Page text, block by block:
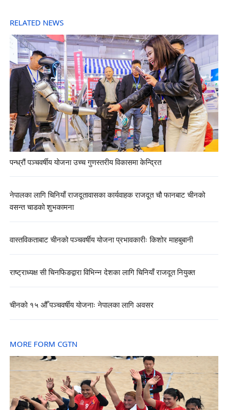
RELATED NEWS
पन्ध्रौं पञ्चवर्षीय योजना उच्च गुणस्तरीय विकासमा केन्द्रित
नेपालका लागि चिनियाँ राजदूतावासका कार्यवाहक राजदूत चौ फानबाट चीनको
वसन्त चाडको शुभकामना
वास्तविकताबाट चीनको पञ्चवर्षीय योजना प्रभावकारीः किशोर माहबुबानी
राष्ट्राध्यक्ष सी चिनफिङद्वारा विभिन्न देशका लागि चिनियाँ राजदूत नियुक्त
चीनको १५ औँ पञ्चवर्षीय योजनाः नेपालका लागि अवसर
MORE FORM CGTN